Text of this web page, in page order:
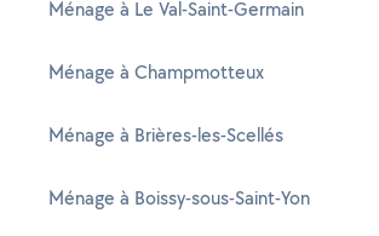
Ménage à Le Val-Saint-Germain
Ménage à Champmotteux
Ménage à Brières-les-Scellés
Ménage à Boissy-sous-Saint-Yon